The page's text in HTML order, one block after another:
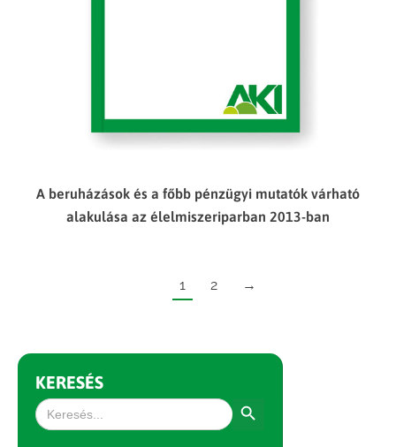
A beruházások és a főbb pénzügyi mutatók várható
alakulása az élelmiszeriparban 2013-ban
1 2 →
KERESÉS
Search
for: